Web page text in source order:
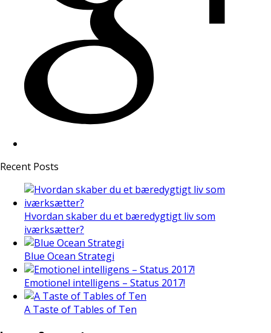
Recent Posts
Hvordan skaber du et bæredygtigt liv som
iværksætter?
Blue Ocean Strategi
Emotionel intelligens – Status 2017!
A Taste of Tables of Ten